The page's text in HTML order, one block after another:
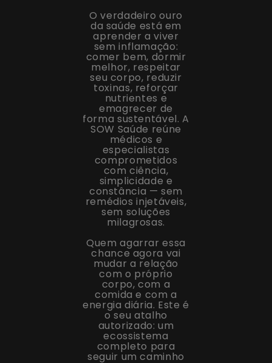
O verdadeiro ouro
da saúde está em
aprender a viver
sem inflamação:
comer bem, dormir
melhor, respeitar
seu corpo, reduzir
toxinas, reforçar
nutrientes e
emagrecer de
forma sustentável. A
SOW Saúde reúne
médicos e
especialistas
comprometidos
com ciência,
simplicidade e
constância — sem
remédios injetáveis,
sem soluções
milagrosas.
Quem agarrar essa
chance agora vai
mudar a relação
com o próprio
corpo, com a
comida e com a
energia diária. Este é
o seu atalho
autorizado: um
ecossistema
completo para
seguir um caminho